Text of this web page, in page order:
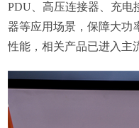
PDU、高压连接器、充电
器等应用场景，保障大功
性能，相关产品已进入主